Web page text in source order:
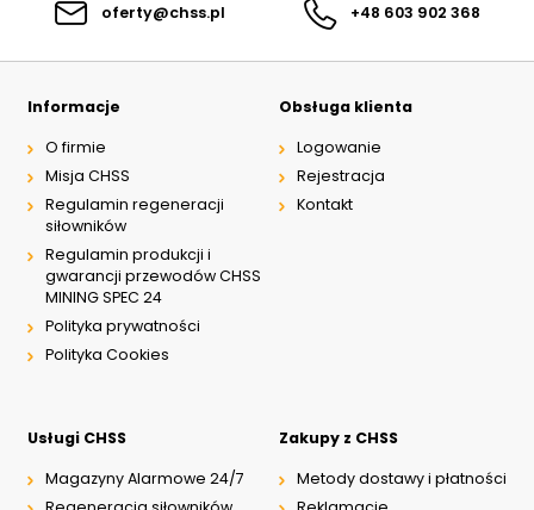
oferty@chss.pl +48 603 902 368
Informacje
O firmie
Misja CHSS
Regulamin regeneracji
siłowników
Regulamin produkcji i
gwarancji przewodów CHSS
MINING SPEC 24
Polityka prywatności
Polityka Cookies
Obsługa klienta
Logowanie
Rejestracja
Kontakt
Usługi CHSS
Magazyny Alarmowe 24/7
Zakupy z CHSS
Metody dostawy i płatności